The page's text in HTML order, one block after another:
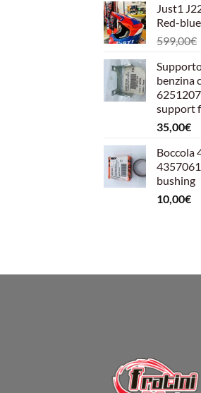
Just1
Red-blue
599,00€
benzina
support
35,00€
Boccola
bushing
10,00€